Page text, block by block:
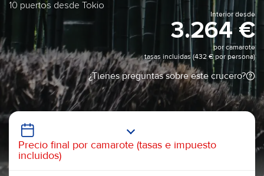
10 puertos desde Tokio
Interior desde
3.264 €
por camarote
tasas incluidas (432 € por persona)
¿Tienes preguntas sobre este crucero?
Precio final por camarote (tasas e impuesto
incluidos)